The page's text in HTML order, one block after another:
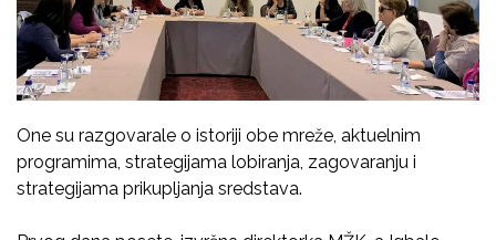
One su razgovarale o istoriji obe mreže, aktuelnim
programima, strategijama lobiranja, zagovaranju i
strategijama prikupljanja sredstava.